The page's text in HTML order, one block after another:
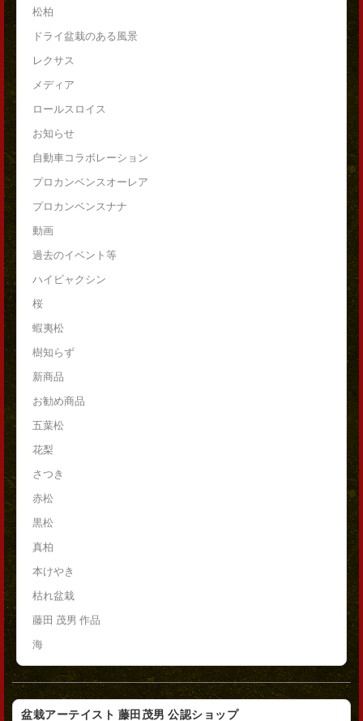
松柏
ドライ盆栽のある風景
レクサス
メディア
ロールスロイス
お知らせ
自動車コラボレーション
プロカンベンスオーレア
プロカンベンスナナ
動画
過去のイベント等
ハイビャクシン
桜
蝦夷松
樹知らず
新商品
お勧め商品
五葉松
花梨
さつき
赤松
黒松
真柏
本けやき
枯れ盆栽
藤田 茂男 作品
海
盆栽アーテイスト 藤田茂男 公認ショップ